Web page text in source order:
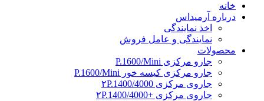
خانه
درباره آرمیداس
اخذ نمایندگی
نمایندگی و عامل فروش
محصولات
جارو مرکزی P.1600/Mini
جارو مرکزی کیسه خور P.1600/Mini
جاروی مرکزی ۲P.1400/4000
جاروی مرکزی +۲P.1400/4000